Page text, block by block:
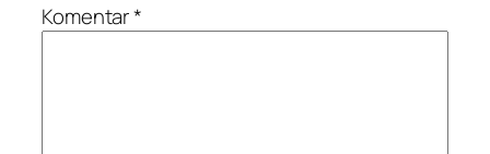
Komentar*